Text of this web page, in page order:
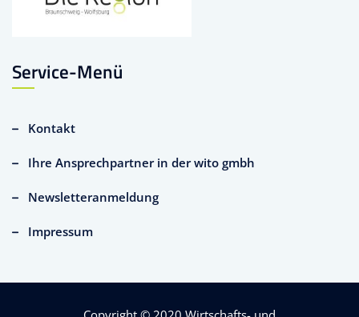
Service-Menü
Kontakt
Ihre Ansprechpartner in der wito gmbh
Newsletteranmeldung
Impressum